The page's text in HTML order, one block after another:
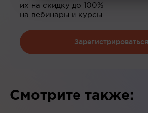
их на скидку до 100%
на вебинары и курсы
Зарегистрироваться
Смотрите также: